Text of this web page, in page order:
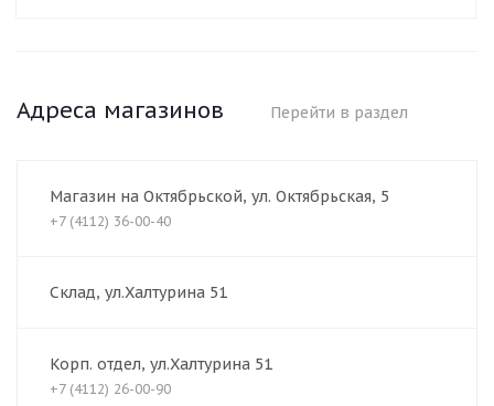
Адреса магазинов Перейти в раздел
Магазин на Октябрьской, ул. Октябрьская, 5
+7 (4112) 36-00-40
Склад, ул.Халтурина 51
Корп. отдел, ул.Халтурина 51
+7 (4112) 26-00-90